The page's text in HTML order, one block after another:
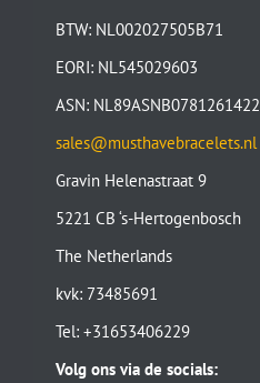
BTW: NL002027505B71
EORI: NL545029603
ASN: NL89ASNB0781261422
sales@musthavebracelets.nl
Gravin Helenastraat 9
5221 CB ‘s-Hertogenbosch
The Netherlands
kvk: 73485691
Tel: +31653406229
Volg ons via de socials: